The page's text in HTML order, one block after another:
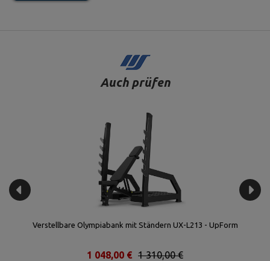
Auch prüfen
Olympia Drückerbank mit Ständern UX-L204 - UpForm
Niedrigster Produktpreis der letzten 30 Tage:
690,00 €